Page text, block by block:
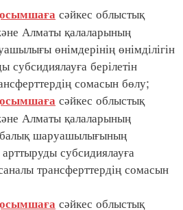
сәйкес облыстық
Алматы қалаларының
өнімдерінің өнімділігін
субсидиялауға берілетін
сомасын бөлу;
сәйкес облыстық
Алматы қалаларының
шаруашылығының
субсидиялауға
трансферттердің сомасын
сәйкес облыстық